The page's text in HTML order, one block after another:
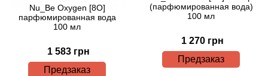
Nu_Be Oxygen [8O]
парфюмированная вода
100 мл
1 583 грн
Предзаказ
(парфюмированная вода)
100 мл
1 270 грн
Предзаказ